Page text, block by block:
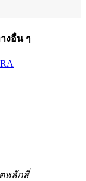
งอื่น ๆ
หลักสี่